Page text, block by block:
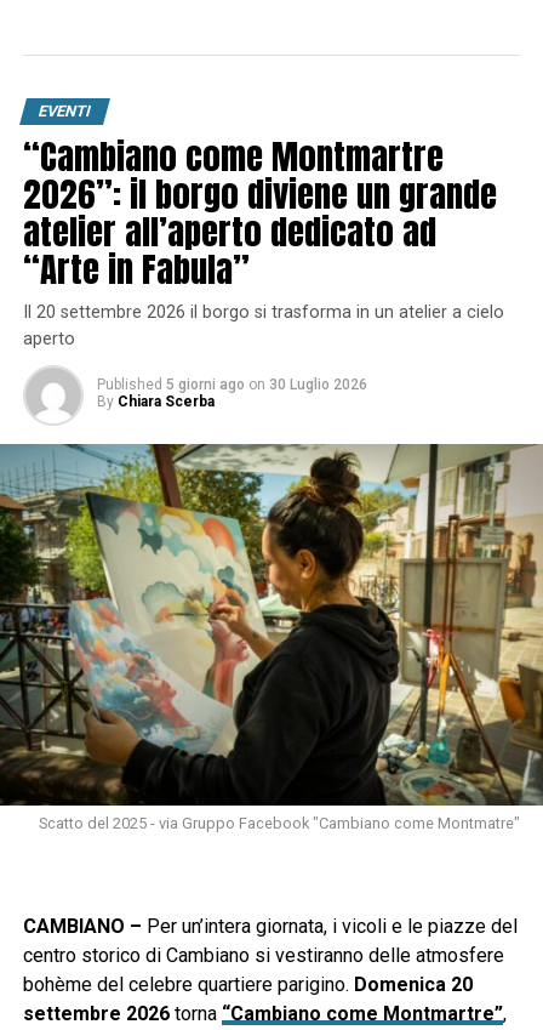
EVENTI
“Cambiano come Montmartre
2026”: il borgo diviene un grande
atelier all’aperto dedicato ad
“Arte in Fabula”
Il 20 settembre 2026 il borgo si trasforma in un atelier a cielo
aperto
Published 5 giorni ago on 30 Luglio 2026
By Chiara Scerba
Scatto del 2025 - via Gruppo Facebook "Cambiano come Montmatre"
CAMBIANO – Per un’intera giornata, i vicoli e le piazze del
centro storico di Cambiano si vestiranno delle atmosfere
bohème del celebre quartiere parigino. Domenica 20
settembre 2026torna “Cambiano come Montmartre”,